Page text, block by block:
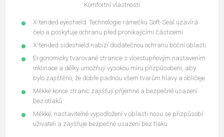
Komfortní vlastnosti
X-tended eyeshield: Technologie rámečku Soft-Seal uzavírá
čelo a poskytuje ochranu před pronikajícími částicemi
X-tended sideshield nabízí dodatečnou ochranu boční oblasti
Ergonomicky tvarované stranice s vícestupňovým nastavením
inklinace a délky umožňují vysokou míru přizpůsobení, aby
bylo zajištěno, že dobře padnou všem tvarům hlavy a obličeje
Měkké konce stranic zajišťují příjemné a bezpečné usazení
bez otlaků
Měkké, nastavitelné vypodložení v oblasti nosu se přizpůsobí
uživateli a zajišťuje bezpečné usazení bez tlaku